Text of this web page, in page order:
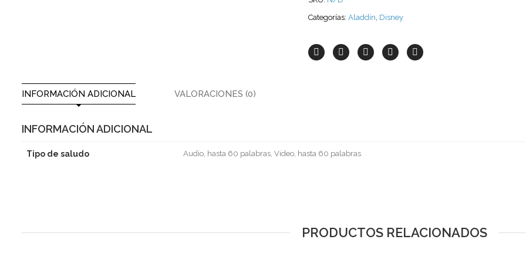
Categorías: Aladdín, Disney
INFORMACIÓN ADICIONAL VALORACIONES (0)
INFORMACIÓN ADICIONAL
Tipo de saludo Audio, hasta 60 palabras, Video, hasta 60 palabras
PRODUCTOS RELACIONADOS